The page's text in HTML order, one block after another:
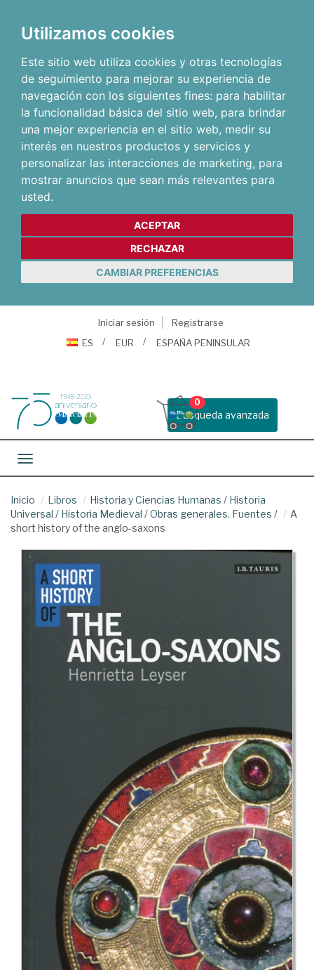
Utilizamos cookies
Este sitio web utiliza cookies y otras tecnologías
de seguimiento para mejorar su experiencia de
navegación con los siguientes fines: para habilitar
la funcionalidad básica del sitio web, para brindar
una mejor experiencia en el sitio web, medir su
interés en nuestros productos y servicios y
personalizar las interacciones de marketing, para
mostrar anuncios que sean más relevantes para
usted.
ACEPTAR
RECHAZAR
CAMBIAR PREFERENCIAS
Iniciar sesión
Registrarse
ES
EUR ESPAÑA PENINSULAR
Busqueda avanzada
0
Toggle navigation
Inicio Libros Historia y Ciencias Humanas / Historia
Universal / Historia Medieval /Obras generales. Fuentes /
A
short history of the anglo-saxons